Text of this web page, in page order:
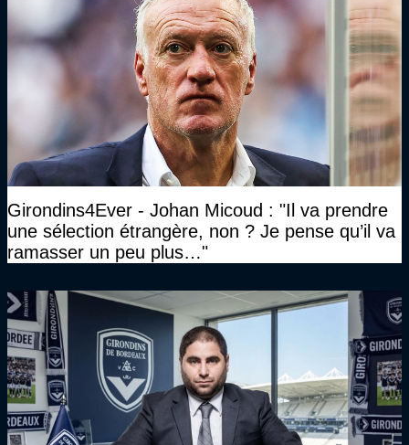
Girondins4Ever - Johan Micoud : "Il va prendre
une sélection étrangère, non ? Je pense qu’il va
ramasser un peu plus…"